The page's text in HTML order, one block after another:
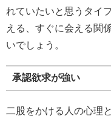
れていたいと思うタイ
える、すぐに会える関
いでしょう。
承認欲求が強い
二股をかける人の心理